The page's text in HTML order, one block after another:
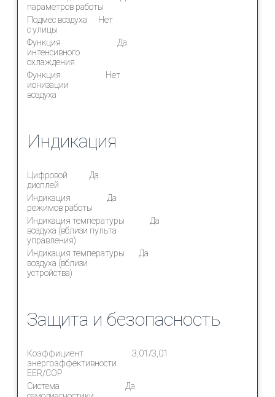
параметров работы
Подмес воздуха
с улицы
Нет
Функция
интенсивного
охлаждения
Да
Функция
ионизации
воздуха
Нет
Индикация
Цифровой
дисплей
Да
Индикация
режимов работы
Да
Индикация температуры
воздуха (вблизи пульта
управления)
Да
Индикация температуры
воздуха (вблизи
устройства)
Да
Защита и безопасность
Коэффициент
энергоэффективности
EER/COP
3,01/3,01
Система
Да